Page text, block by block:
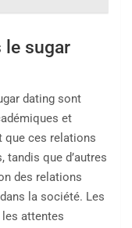
le sugar
dating sont
et
que ces relations
que d’autres
des relations
la société. Les
attentes